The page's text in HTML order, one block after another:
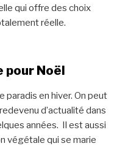
qui offre des choix
réelle.
pour Noël
paradis en hiver. On peut
d’actualité dans
années. Il est aussi
végétale qui se marie